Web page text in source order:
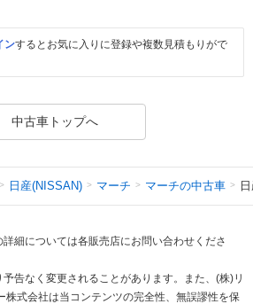
ンするとお気に入りに登録や複数見積もりがで
中古車トップへ
日産(NISSAN) マーチ マーチの中古車
細については各販売店にお問い合わせくださ
告なく変更されることがあります。また、(株)リ
株式会社は当コンテンツの完全性、無誤謬性を保